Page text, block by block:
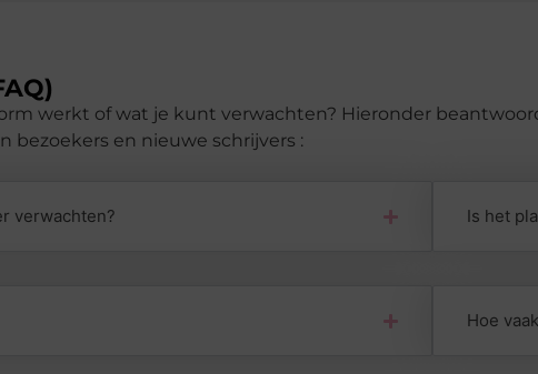
werkt of wat je kunt verwachten? Hieronder
bezoekers en nieuwe schrijvers :
verwachten? Is het
Hoe